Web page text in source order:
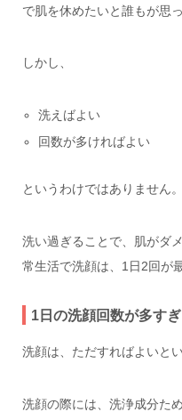
で肌を休めたいと誰もが思
しかし、
洗えばよい
回数が多ければよい
というわけではありません。
洗い過ぎることで、肌がダ
常生活で洗顔は、1日2回が
1日の洗顔回数が多す
洗顔は、ただすればよいと
洗顔の際には、洗浄成分た